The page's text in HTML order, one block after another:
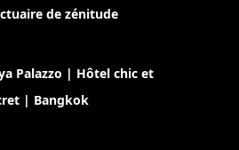
de zénitude
Palazzo | Hôtel chic et
| Bangkok